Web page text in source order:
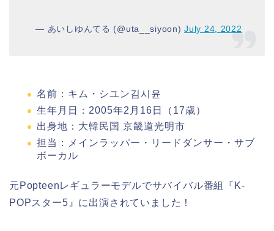
— あいしゆんてる (@uta__siyoon)July 24, 2022
名前：キム・シユン김시윤
生年月日：2005年2月16日（17歳）
出身地：大韓民国 京畿道光明市
担当：メインラッパー・リードダンサー・サブ
ボーカル
元Popteenレギュラーモデルでサバイバル番組『K-
POPスター5』に出演されていました！